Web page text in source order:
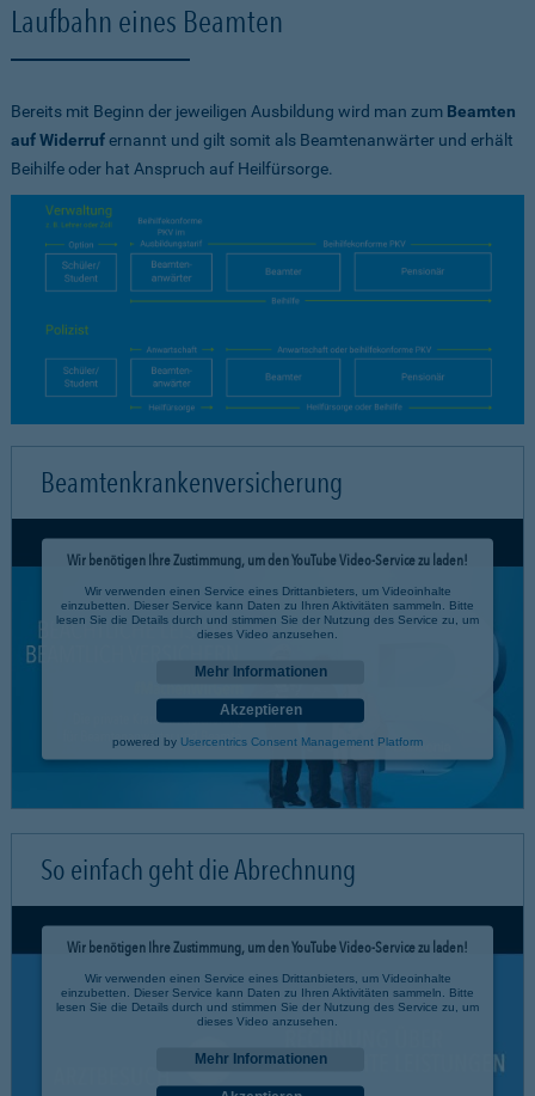
Laufbahn eines Beamten
Bereits mit Beginn der jeweiligen Ausbildung wird man zum Beamten
auf Widerrufernannt und gilt somit als Beamtenanwärter und erhält
Beihilfe oder hat Anspruch auf Heilfürsorge.
Beamtenkrankenversicherung
Wir benötigen Ihre Zustimmung, um den YouTube Video-Service zu laden!
Wir verwenden einen Service eines Drittanbieters, um Videoinhalte
einzubetten. Dieser Service kann Daten zu Ihren Aktivitäten sammeln. Bitte
lesen Sie die Details durch und stimmen Sie der Nutzung des Service zu, um
dieses Video anzusehen.
Mehr Informationen
Akzeptieren
powered by Usercentrics Consent Management Platform
So einfach geht die Abrechnung
Wir benötigen Ihre Zustimmung, um den YouTube Video-Service zu laden!
Wir verwenden einen Service eines Drittanbieters, um Videoinhalte
einzubetten. Dieser Service kann Daten zu Ihren Aktivitäten sammeln. Bitte
lesen Sie die Details durch und stimmen Sie der Nutzung des Service zu, um
dieses Video anzusehen.
Mehr Informationen